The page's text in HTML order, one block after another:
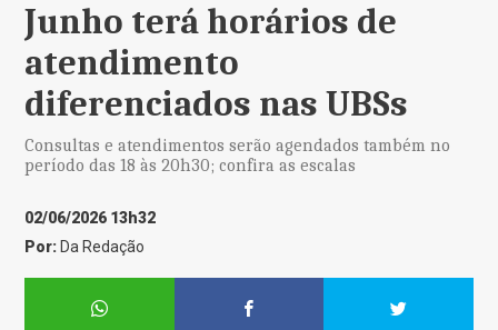
Junho terá horários de
atendimento
diferenciados nas UBSs
Consultas e atendimentos serão agendados também no
período das 18 às 20h30; confira as escalas
02/06/2026 13h32
Por: Da Redação